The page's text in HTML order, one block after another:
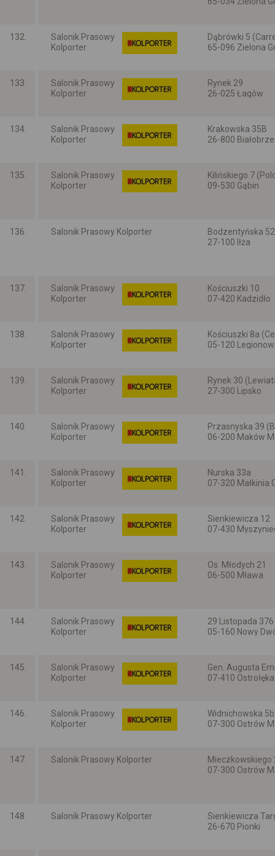
132.
Salonik Prasowy
Kolporter
Dąbrówki 5
65-096 Zielona
133.
Salonik Prasowy
Kolporter
Rynek 29
26-025 Łagów
134.
Salonik Prasowy
Kolporter
Krakowska 35B
26-800
135.
Salonik Prasowy
Kolporter
Kilińskiego 7
09-530 Gąbin
136. Salonik Prasowy Kolporter
Bodzentyńska 52
27-100 Iłża
137.
Salonik Prasowy
Kolporter
Kościuszki 10
07-420 Kadzidło
138.
Salonik Prasowy
Kolporter
Kościuszki 8a
05-120
139.
Salonik Prasowy
Kolporter
Rynek 30
27-300 Lipsko
140.
Salonik Prasowy
Kolporter
Przasnyska 39
06-200 Maków
141.
Salonik Prasowy
Kolporter
Nurska 33a
07-320 Małkinia
142.
Salonik Prasowy
Kolporter
Sienkiewicza 12
07-430
143.
Salonik Prasowy
Kolporter
Os. Młodych 21
06-500 Mława
144.
Salonik Prasowy
Kolporter
29 Listopada
05-160 Nowy
145.
Salonik Prasowy
Kolporter
Gen. Augusta
07-410 Ostrołęka
146.
Salonik Prasowy
Kolporter
Widnichowska
07-300 Ostrów
147. Salonik Prasowy Kolporter
Mieczkowskiego
07-300 Ostrów
148. Salonik Prasowy Kolporter
Sienkiewicza
26-670 Pionki